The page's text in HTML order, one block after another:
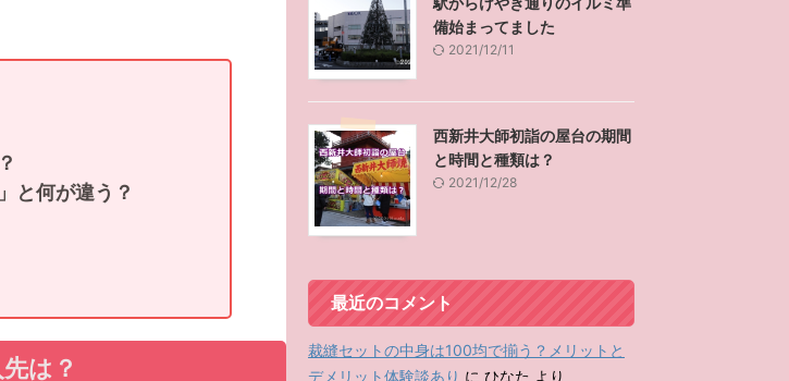
と何が違う？
は？
備始まってました
2021/12/11
西新井大師初詣の屋台の期間
と時間と種類は？
2021/12/28
最近のコメント
裁縫セットの中身は100均で揃う？メリットと
デメリット体験談あり に ひなた より